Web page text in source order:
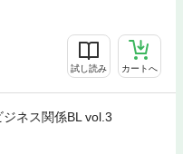
試し読み カートへ
ジネス関係BL vol.3